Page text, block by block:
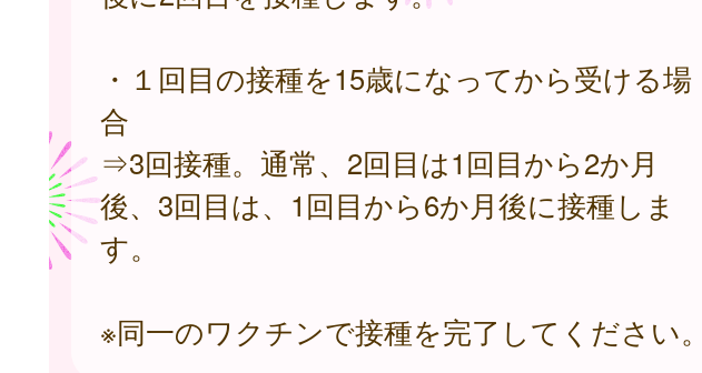
・１回目の接種を15歳になってから受ける場
合
⇒3回接種。通常、2回目は1回目から2か月
後、3回目は、1回目から6か月後に接種しま
す。
※同一のワクチンで接種を完了してください。